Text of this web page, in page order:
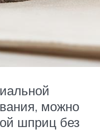
можно
шприц без